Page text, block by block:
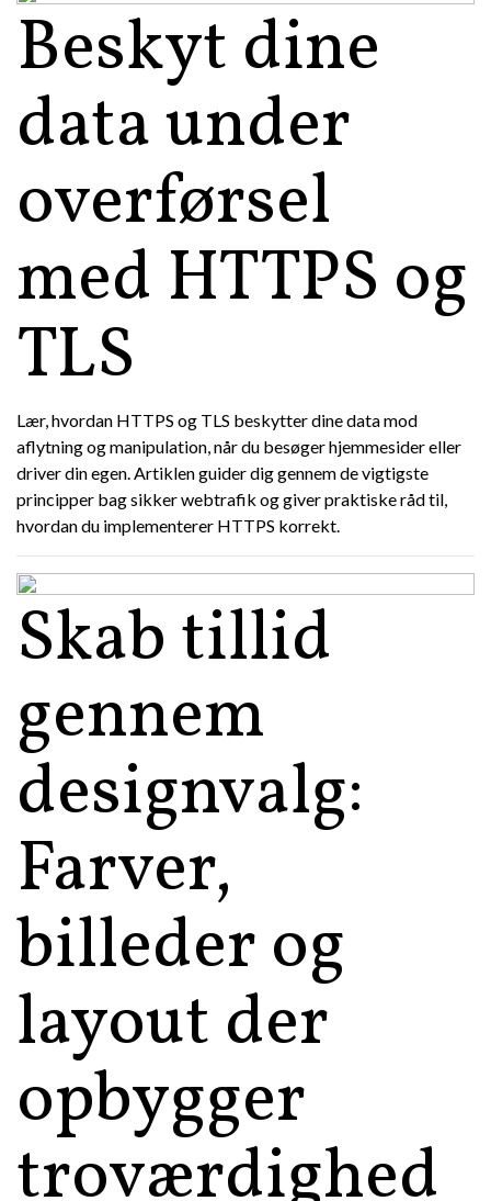
Beskyt dine
data under
overførsel
med HTTPS og
TLS
Lær, hvordan HTTPS og TLS beskytter dine data mod
aflytning og manipulation, når du besøger hjemmesider eller
driver din egen. Artiklen guider dig gennem de vigtigste
principper bag sikker webtrafik og giver praktiske råd til,
hvordan du implementerer HTTPS korrekt.
Skab tillid
gennem
designvalg:
Farver,
billeder og
layout der
opbygger
troværdighed